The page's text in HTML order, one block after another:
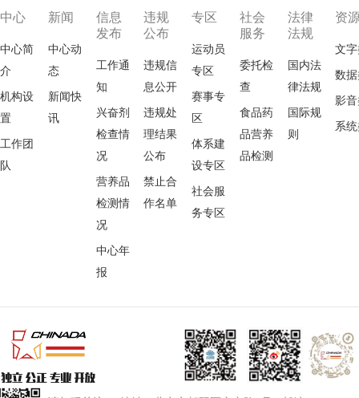
中心
中心简
介
机构设
置
工作团
队
新闻
中心动
态
新闻快
讯
信息
发布
工作通
知
兴奋剂
检查情
况
营养品
检测情
况
中心年
报
违规
公布
违规信
息公开
违规处
理结果
公布
禁止合
作名单
专区
运动员
专区
赛事专
区
体系建
设专区
社会服
务专区
社会
服务
委托检
查
食品药
品营养
品检测
法律
法规
国内法
律法规
国际规
则
资
文
数
影
系